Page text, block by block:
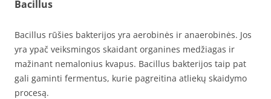
Bacillus
Bacillus rūšies bakterijos yra aerobinės ir anaerobinės. Jos
yra ypač veiksmingos skaidant organines medžiagas ir
mažinant nemalonius kvapus. Bacillus bakterijos taip pat
gali gaminti fermentus, kurie pagreitina atliekų skaidymo
procesą.